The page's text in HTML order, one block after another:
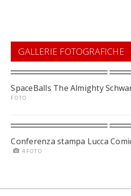
GALLERIE FOTOGRAFICHE
SpaceBalls The Almighty
FOTO
Conferenza stampa Lucca
4 FOTO